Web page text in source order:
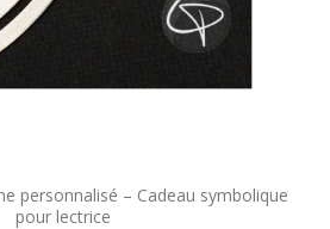
personnalisé – Cadeau symbolique
pour lectrice